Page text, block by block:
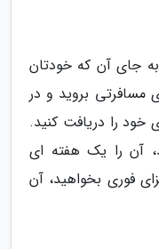
جای آن که خودتان
مسافرتی بروید و در
خود را دریافت کنید.
آن را یک هفته ای
فوری بخواهید، آن